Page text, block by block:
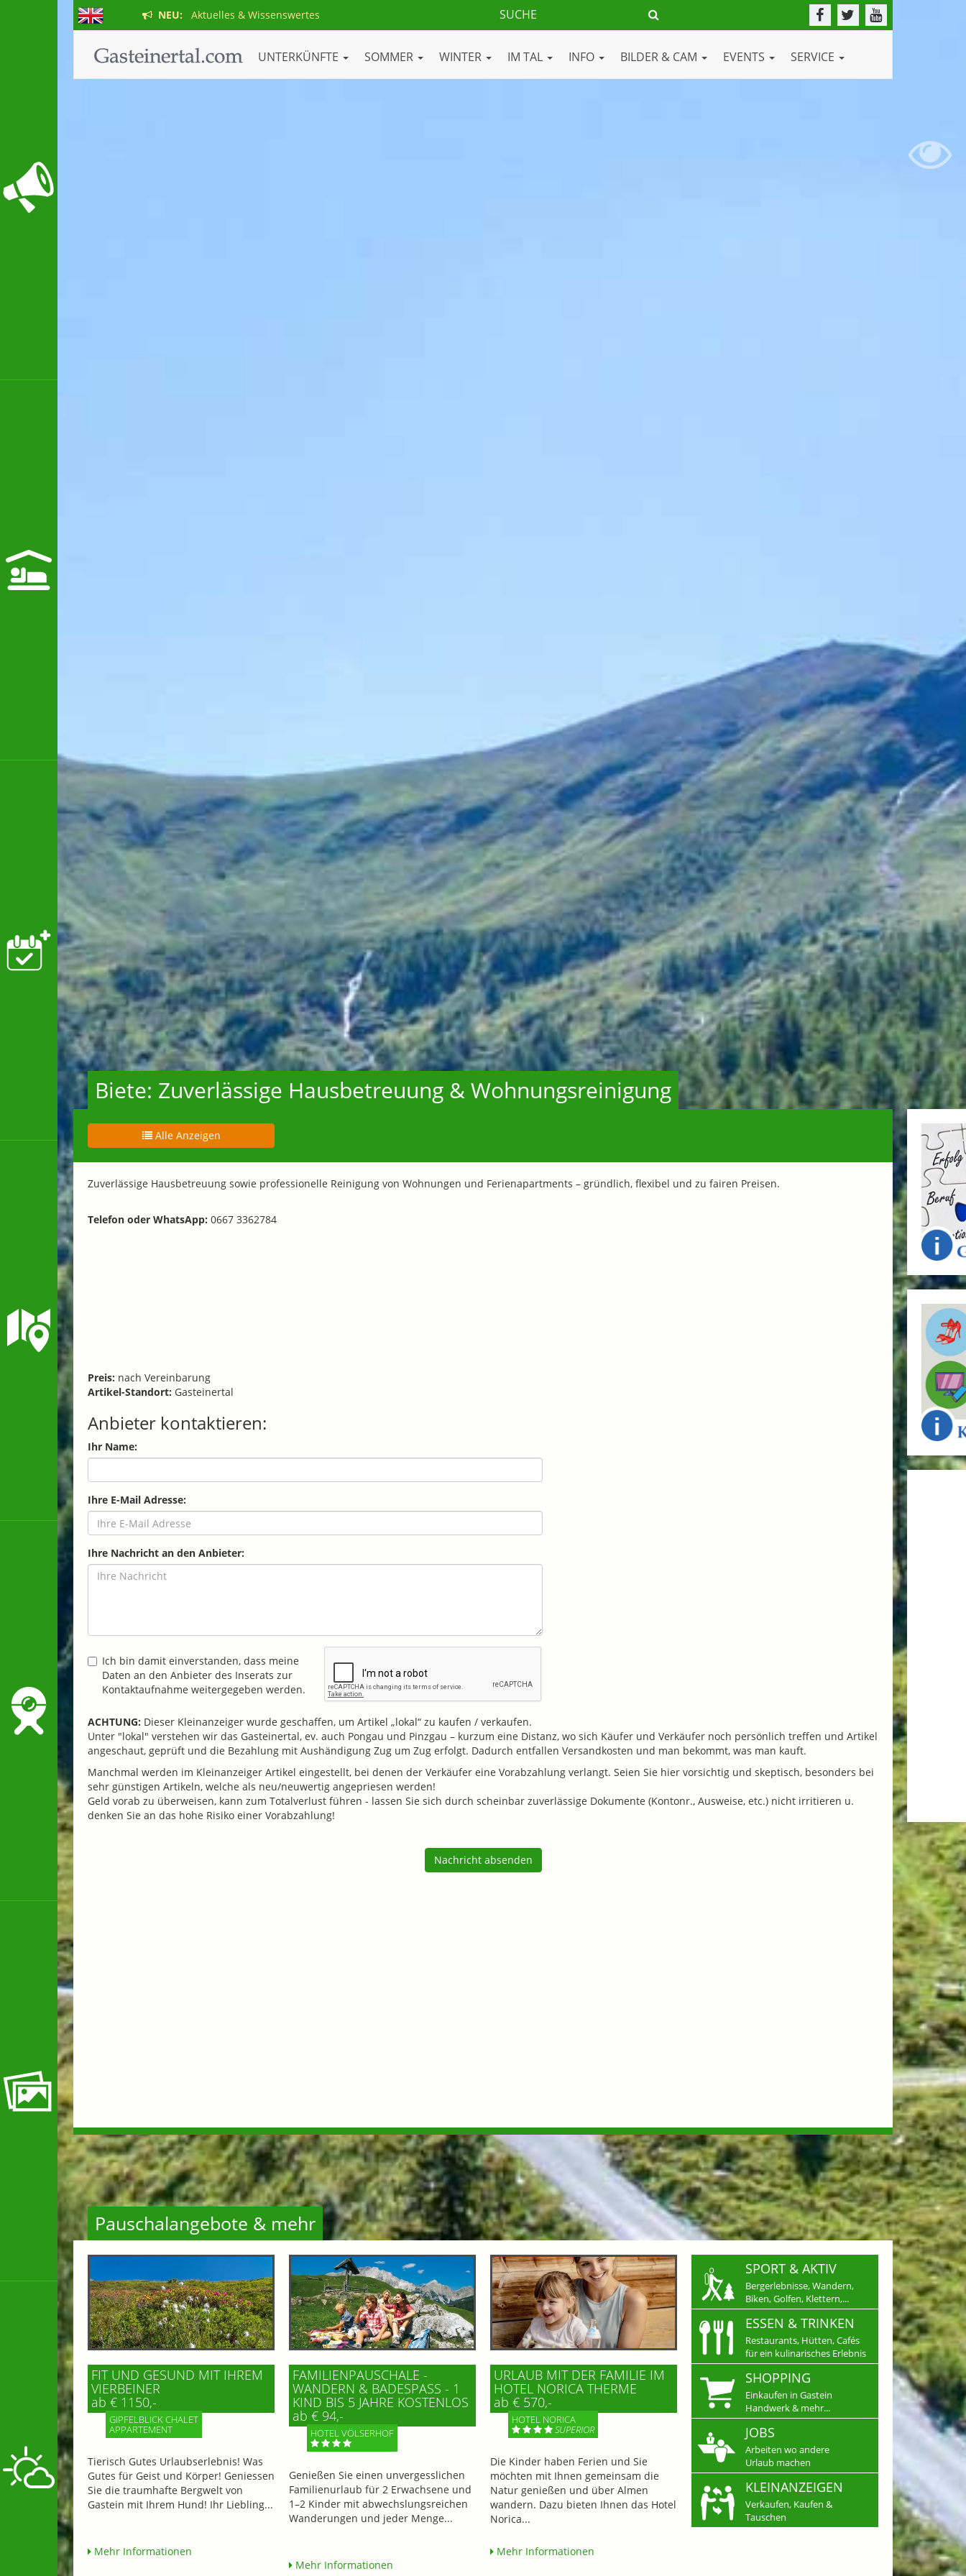
NEU: Aktuelles & Wissenswertes
UNTERKÜNFTE SOMMER WINTER IM TAL INFO BILDER & CAM EVENTS SERVICE
Biete: Zuverlässige Hausbetreuung & Wohnungsreinigung
Alle Anzeigen
Zuverlässige Hausbetreuung sowie professionelle Reinigung von Wohnungen und Ferienapartments – gründlich, flexibel und zu fairen Preisen.
Telefon oder WhatsApp: 0667 3362784
Preis: nach Vereinbarung
Artikel-Standort: Gasteinertal
Anbieter kontaktieren:
Ihr Name:
Ihre E-Mail Adresse:
Ihre Nachricht an den Anbieter:
Ich bin damit einverstanden, dass meine
Daten an den Anbieter des Inserats zur
Kontaktaufnahme weitergegeben werden.
ACHTUNG: Dieser Kleinanzeiger wurde geschaffen, um Artikel „lokal“ zu kaufen / verkaufen.
Unter "lokal" verstehen wir das Gasteinertal, ev. auch Pongau und Pinzgau – kurzum eine Distanz, wo sich Käufer und Verkäufer noch persönlich treffen und Artikel
angeschaut, geprüft und die Bezahlung mit Aushändigung Zug um Zug erfolgt. Dadurch entfallen Versandkosten und man bekommt, was man kauft.
Manchmal werden im Kleinanzeiger Artikel eingestellt, bei denen der Verkäufer eine Vorabzahlung verlangt. Seien Sie hier vorsichtig und skeptisch, besonders bei
sehr günstigen Artikeln, welche als neu/neuwertig angepriesen werden!
Geld vorab zu überweisen, kann zum Totalverlust führen - lassen Sie sich durch scheinbar zuverlässige Dokumente (Kontonr., Ausweise, etc.) nicht irritieren u.
denken Sie an das hohe Risiko einer Vorabzahlung!
Nachricht absenden
Pauschalangebote & mehr
FIT UND GESUND MIT IHREM
VIERBEINER
ab € 1150,-
GIPFELBLICK CHALET
APPARTEMENT
Tierisch Gutes Urlaubserlebnis! Was
Gutes für Geist und Körper! Geniessen
Sie die traumhafte Bergwelt von
Gastein mit Ihrem Hund! Ihr Liebling...
Mehr Informationen
FAMILIENPAUSCHALE -
WANDERN & BADESPASS - 1 K
IND BIS 5 JAHRE KOSTENLOS
ab € 94,-
HOTEL VÖLSERHOF
Genießen Sie einen unvergesslichen
Familienurlaub für 2 Erwachsene und
1–2 Kinder mit abwechslungsreichen
Wanderungen und jeder Menge...
Mehr Informationen
URLAUB MIT DER FAMILIE IM
HOTEL NORICA THERME
ab € 570,-
HOTEL NORICA
SUPERIOR
Die Kinder haben Ferien und Sie
möchten mit Ihnen gemeinsam die
Natur genießen und über Almen
wandern. Dazu bieten Ihnen das Hotel
Norica...
Mehr Informationen
SPORT & AKTIV
Bergerlebnisse, Wandern,
Biken, Golfen, Klettern,...
ESSEN & TRINKEN
Restaurants, Hütten, Cafés
für ein kulinarisches Erlebnis
SHOPPING
Einkaufen in Gastein
Handwerk & mehr...
JOBS
Arbeiten wo andere
Urlaub machen
KLEINANZEIGEN
Verkaufen, Kaufen &
Tauschen